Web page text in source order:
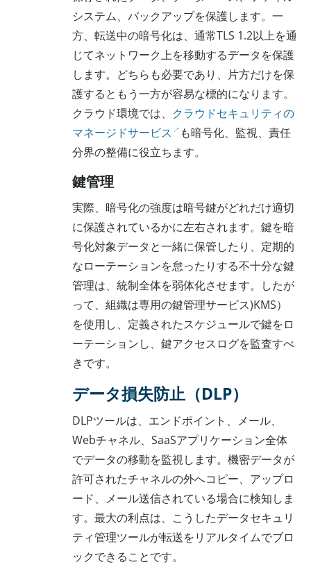
システム、バックアップを保護します。一
方、転送中の暗号化は、通常TLS 1.2以上を通
じてネットワーク上を移動するデータを保護
します。どちらも必要であり、片方だけを保
護するともう一方が容易な標的になります。
クラウド環境では、 クラウドセキュリティの
マネージドサービス
も暗号化、監視、責任
分界の整備に役立ちます。
鍵管理
実際、暗号化の強度は暗号鍵がどれだけ適切
に保護されているかに左右されます。鍵を暗
号化対象データと一緒に保管したり、定期的
なローテーションを怠ったりする不十分な鍵
管理は、統制全体を弱体化させます。したが
って、組織は専用の鍵管理サービス)KMS）
を使用し、定義されたスケジュールで鍵をロ
ーテーションし、鍵アクセスログを監査すべ
きです。
データ損失防止（DLP）
DLPツールは、エンドポイント、メール、
Webチャネル、SaaSアプリケーション全体
でデータの移動を監視します。機密データが
許可されたチャネルの外へコピー、アップロ
ード、メール送信されている場合に検知しま
す。最大の利点は、こうしたデータセキュリ
ティ管理ツールが転送をリアルタイムでブロ
ックできることです。